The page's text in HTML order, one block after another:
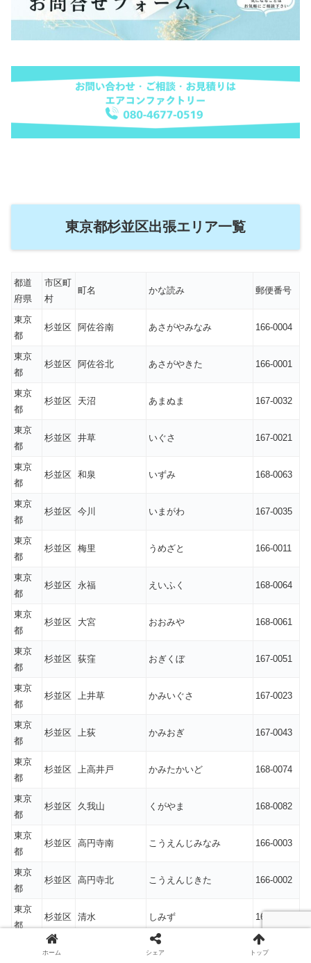
東京都杉並区出張エリア一覧
都道
府県
市区町
村
町名 かな読み 郵便番号
東京
都
杉並区 阿佐谷南 あさがやみなみ 166-0004
東京
都
杉並区 阿佐谷北 あさがやきた 166-0001
東京
都
杉並区 天沼 あまぬま 167-0032
東京
都
杉並区 井草 いぐさ 167-0021
東京
都
杉並区 和泉 いずみ 168-0063
東京
都
杉並区 今川 いまがわ 167-0035
東京
都
杉並区 梅里 うめざと 166-0011
東京
都
杉並区 永福 えいふく 168-0064
東京
都
杉並区 大宮 おおみや 168-0061
東京
都
杉並区 荻窪 おぎくぼ 167-0051
東京
都
杉並区 上井草 かみいぐさ 167-0023
東京
都
杉並区 上荻 かみおぎ 167-0043
東京
都
杉並区 上高井戸 かみたかいど 168-0074
東京
都
杉並区 久我山 くがやま 168-0082
東京
都
杉並区 高円寺南 こうえんじみなみ 166-0003
東京
都
杉並区 高円寺北 こうえんじきた 166-0002
東京
都
杉並区 清水 しみず 167-0033
杉並区 しもいぐさ 167-0022
ホーム シェア トップ